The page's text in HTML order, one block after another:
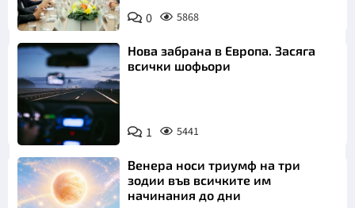
0 5868
Нова забрана в Европа. Засяга
всички шофьори
1 5441
Венера носи триумф на три
зодии във всичките им
начинания до дни